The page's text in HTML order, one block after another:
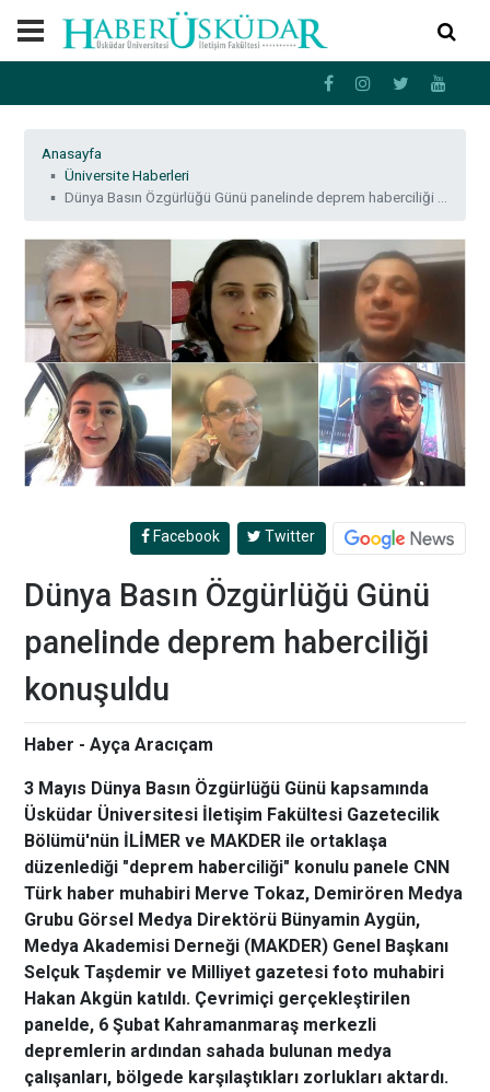
Anasayfa
Üniversite Haberleri
Dünya Basın Özgürlüğü Günü panelinde deprem haberciliği konuşuldu
Facebook Twitter
Dünya Basın Özgürlüğü Günü
panelinde deprem haberciliği
konuşuldu
Haber - Ayça Aracıçam
3 Mayıs Dünya Basın Özgürlüğü Günü kapsamında
Üsküdar Üniversitesi İletişim Fakültesi Gazetecilik
Bölümü'nün İLİMER ve MAKDER ile ortaklaşa
düzenlediği "deprem haberciliği" konulu panele CNN
Türk haber muhabiri Merve Tokaz, Demirören Medya
Grubu Görsel Medya Direktörü Bünyamin Aygün,
Medya Akademisi Derneği (MAKDER) Genel Başkanı
Selçuk Taşdemir ve Milliyet gazetesi foto muhabiri
Hakan Akgün katıldı. Çevrimiçi gerçekleştirilen
panelde, 6 Şubat Kahramanmaraş merkezli
depremlerin ardından sahada bulunan medya
çalışanları, bölgede karşılaştıkları zorlukları aktardı.